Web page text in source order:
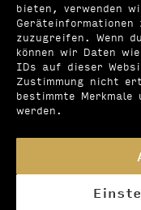
bieten, verwenden
zuzugreifen. Wenn
können wir Daten
IDs auf dieser
Zustimmung nicht
bestimmte
werden.
© 2022